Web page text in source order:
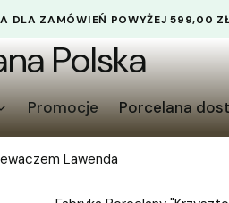
ZAMÓWIEŃ POWYŻEJ 599,00
Polska
Promocje Porcelana
Lawenda